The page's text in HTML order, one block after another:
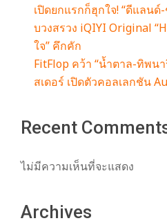
เปิดยกแรกก็ฮุกใจ! “ดีแลนด์
บวงสรวง iQIYI Original
ใจ” คึกคัก
FitFlop คว้า “น้ำตาล-ทิพน
สเดอร์ เปิดตัวคอลเลกชัน
Recent
ไม่มีความเห็นที่จะแสดง
Archives